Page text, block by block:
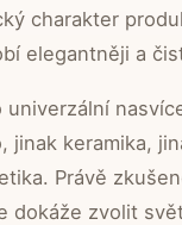
charakter
elegantněji a
jinak keramika,
Právě
dokáže zvolit